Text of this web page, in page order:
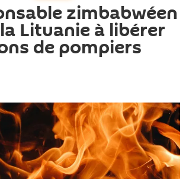
zimbabwéen
Lituanie à libérer
de pompiers